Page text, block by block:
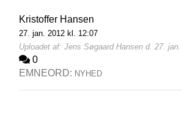
Kristoffer Hansen
27. jan. 2012 kl. 12:07
Uploadet af: Jens Søgaard Hansen d. 27.
0
EMNEORD: NYHED